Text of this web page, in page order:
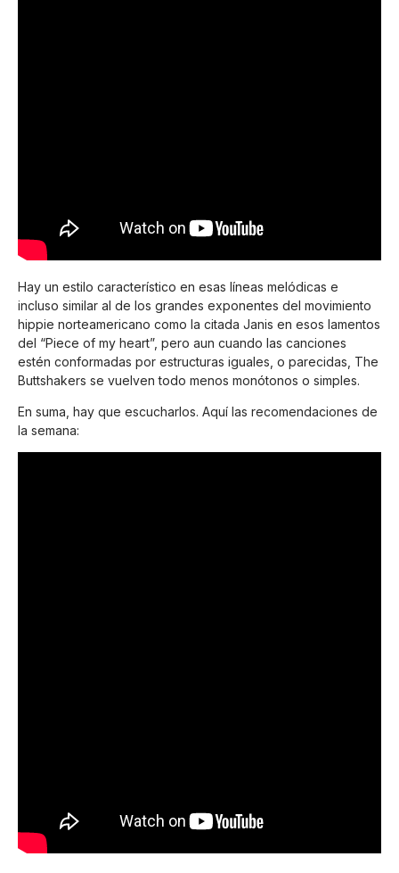
Hay un estilo característico en esas líneas melódicas e
incluso similar al de los grandes exponentes del movimiento
hippie norteamericano como la citada Janis en esos lamentos
del “Piece of my heart”, pero aun cuando las canciones
estén conformadas por estructuras iguales, o parecidas, The
Buttshakers se vuelven todo menos monótonos o simples.
En suma, hay que escucharlos. Aquí las recomendaciones de
la semana: